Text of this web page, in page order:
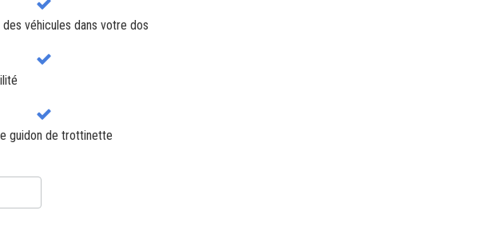
véhicules dans votre dos
guidon de trottinette